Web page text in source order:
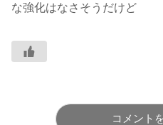
な強化はなさそうだけど
コメント